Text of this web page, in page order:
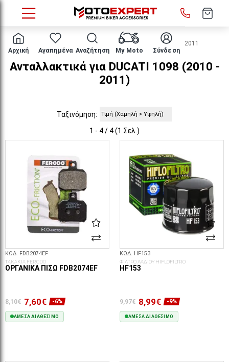
Αρχική Αγαπημένα Αναζήτηση My Moto Σύνδεση
Μάρκα/μοντέλο DUCATI 2010 - 2011
Ανταλλακτικά για DUCATI 1098 (2010 -
2011)
Ταξινόμηση:
1 - 4 / 4 (1 Σελ.)
ΚΩΔ. FDB2074EF
ΤΑΚΑΚΙΑ FERODO
ΟΡΓΑΝΙΚΆ ΠΊΣΩ FDB2074EF
8,10€ 7,60€ -6%
ΆΜΕΣΑ ΔΙΑΘΈΣΙΜΟ
ΚΩΔ. HF153
ΦΙΛΤΡΟ ΛΑΔΙΟΥ HIFLOFILTRO
HF153
9,97€ 8,99€ -9%
ΆΜΕΣΑ ΔΙΑΘΈΣΙΜΟ